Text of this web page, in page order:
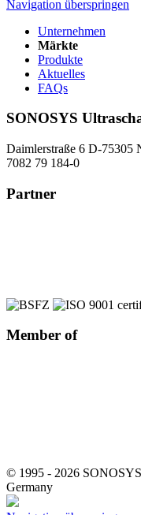
Navigation überspringen
Unternehmen
Märkte
Produkte
Aktuelles
FAQs
SONOSYS
Daimlerstraße 6 D-75305
7082 79 184-0
Partner
Member of
© 1995 - 2026
Germany